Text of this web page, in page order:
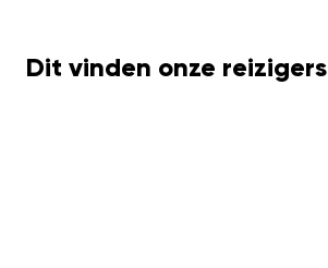
Dit vinden onze reizigers